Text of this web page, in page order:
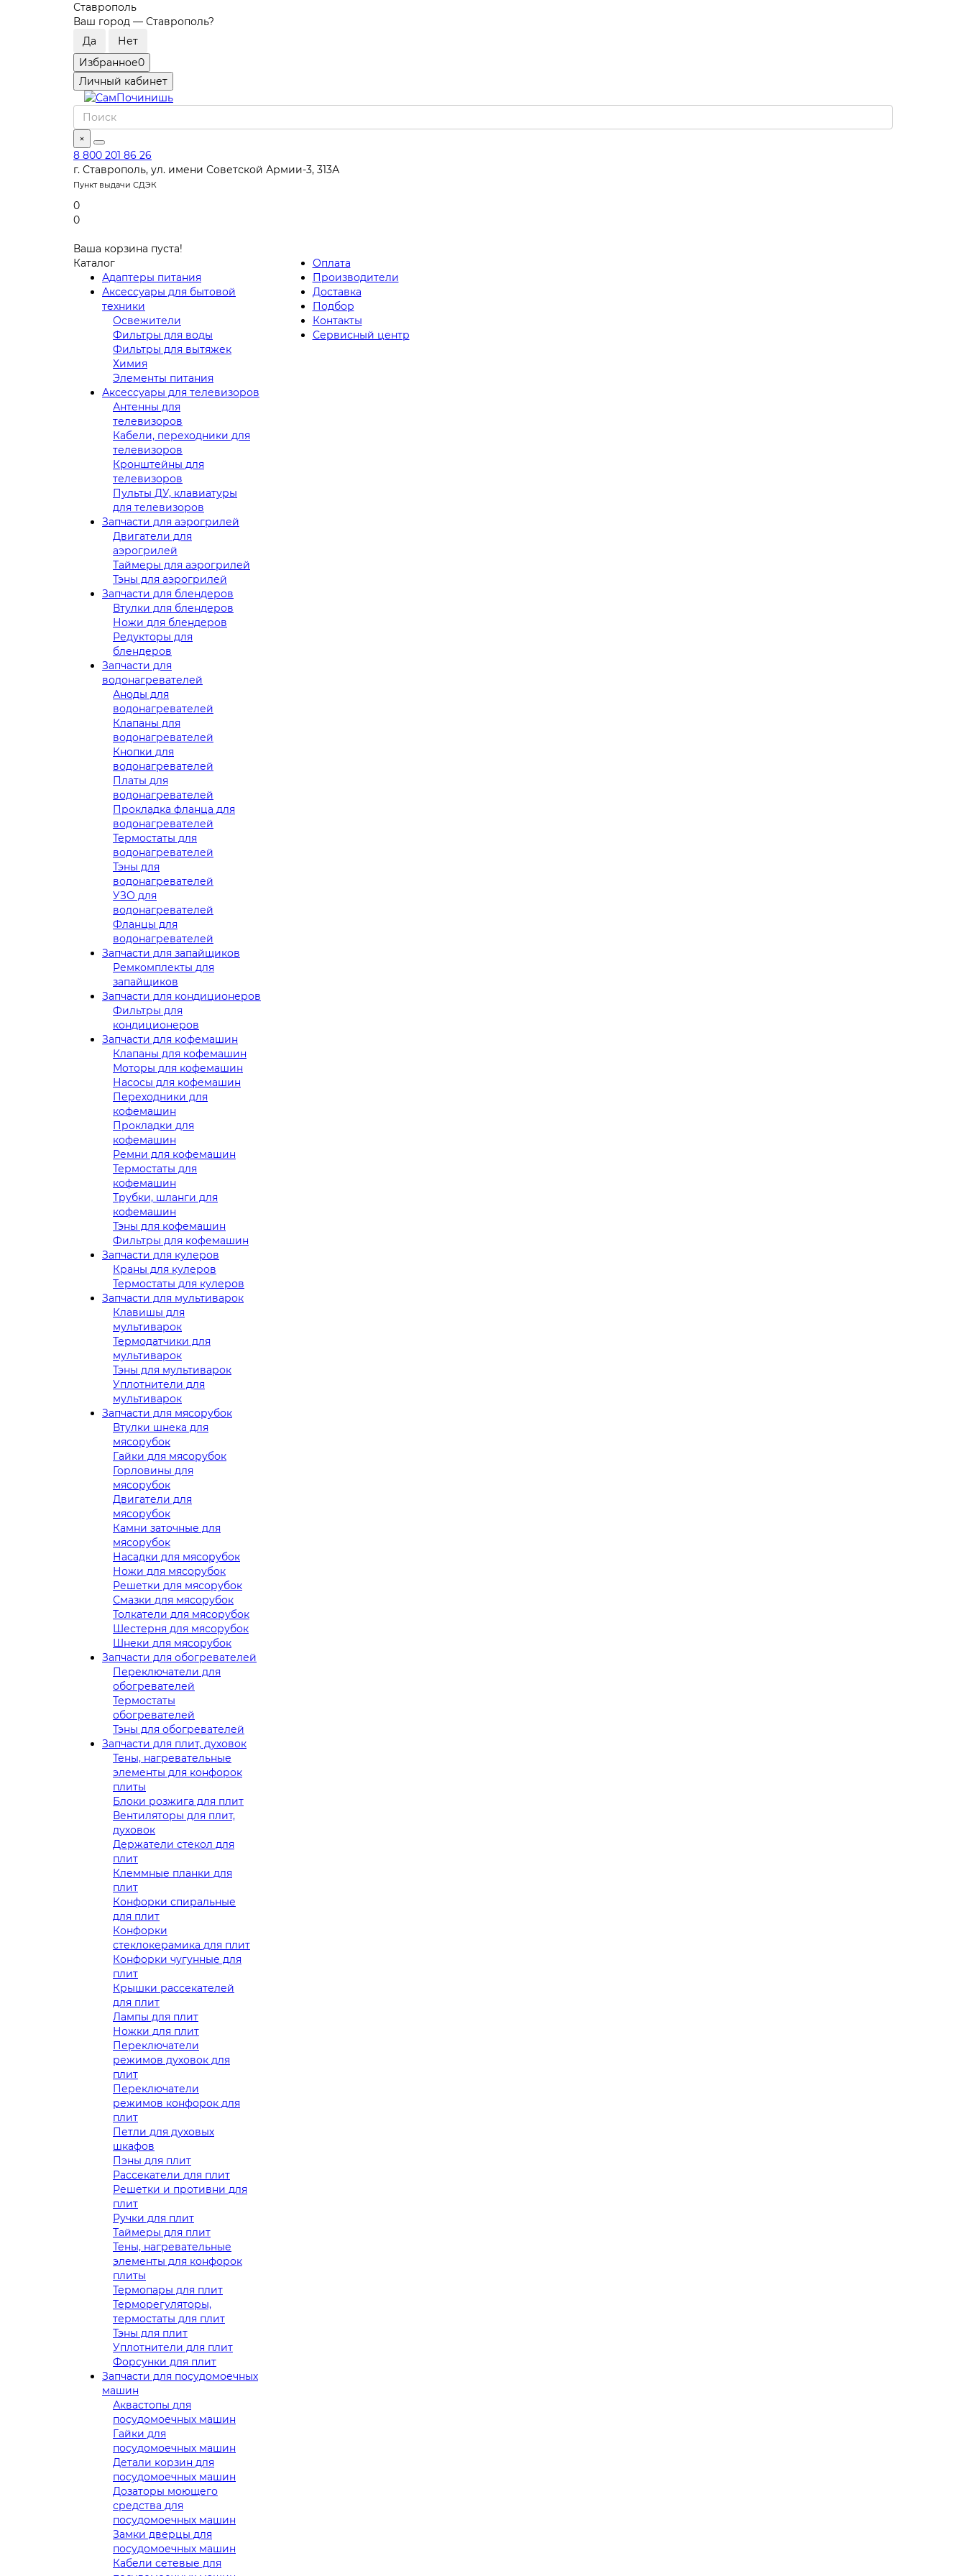
Ставрополь
Ваш город — Ставрополь?
Избранное0
Личный кабинет
×
8 800 201 86 26
г. Ставрополь, ул. имени Советской Армии-3, 313А
Пункт выдачи СДЭК
0
0
Ваша корзина пуста!
Каталог
Адаптеры питания
Аксессуары для бытовой
техники
Освежители
Фильтры для воды
Фильтры для вытяжек
Химия
Элементы питания
Аксессуары для телевизоров
Антенны для
телевизоров
Кабели, переходники для
телевизоров
Кронштейны для
телевизоров
Пульты ДУ, клавиатуры
для телевизоров
Запчасти для аэрогрилей
Двигатели для
аэрогрилей
Таймеры для аэрогрилей
Тэны для аэрогрилей
Запчасти для блендеров
Втулки для блендеров
Ножи для блендеров
Редукторы для
блендеров
Запчасти для
водонагревателей
Аноды для
водонагревателей
Клапаны для
водонагревателей
Кнопки для
водонагревателей
Платы для
водонагревателей
Прокладка фланца для
водонагревателей
Термостаты для
водонагревателей
Тэны для
водонагревателей
УЗО для
водонагревателей
Фланцы для
водонагревателей
Запчасти для запайщиков
Ремкомплекты для
запайщиков
Запчасти для кондиционеров
Фильтры для
кондиционеров
Запчасти для кофемашин
Клапаны для кофемашин
Моторы для кофемашин
Насосы для кофемашин
Переходники для
кофемашин
Прокладки для
кофемашин
Ремни для кофемашин
Термостаты для
кофемашин
Трубки, шланги для
кофемашин
Тэны для кофемашин
Фильтры для кофемашин
Запчасти для кулеров
Краны для кулеров
Термостаты для кулеров
Запчасти для мультиварок
Клавишы для
мультиварок
Термодатчики для
мультиварок
Тэны для мультиварок
Уплотнители для
мультиварок
Запчасти для мясорубок
Втулки шнека для
мясорубок
Гайки для мясорубок
Горловины для
мясорубок
Двигатели для
мясорубок
Камни заточные для
мясорубок
Насадки для мясорубок
Ножи для мясорубок
Решетки для мясорубок
Смазки для мясорубок
Толкатели для мясорубок
Шестерня для мясорубок
Шнеки для мясорубок
Запчасти для обогревателей
Переключатели для
обогревателей
Термостаты
обогревателей
Тэны для обогревателей
Запчасти для плит, духовок
Тены, нагревательные
элементы для конфорок
плиты
Блоки розжига для плит
Вентиляторы для плит,
духовок
Держатели стекол для
плит
Клеммные планки для
плит
Конфорки спиральные
для плит
Конфорки
стеклокерамика для плит
Конфорки чугунные для
плит
Крышки рассекателей
для плит
Лампы для плит
Ножки для плит
Переключатели
режимов духовок для
плит
Переключатели
режимов конфорок для
плит
Петли для духовых
шкафов
Пэны для плит
Рассекатели для плит
Решетки и противни для
плит
Ручки для плит
Таймеры для плит
Тены, нагревательные
элементы для конфорок
плиты
Термопары для плит
Терморегуляторы,
термостаты для плит
Тэны для плит
Уплотнители для плит
Форсунки для плит
Запчасти для посудомоечных
машин
Аквастопы для
посудомоечных машин
Гайки для
посудомоечных машин
Детали корзин для
посудомоечных машин
Дозаторы моющего
средства для
посудомоечных машин
Замки дверцы для
посудомоечных машин
Кабели сетевые для
Оплата
Производители
Доставка
Подбор
Контакты
Сервисный центр